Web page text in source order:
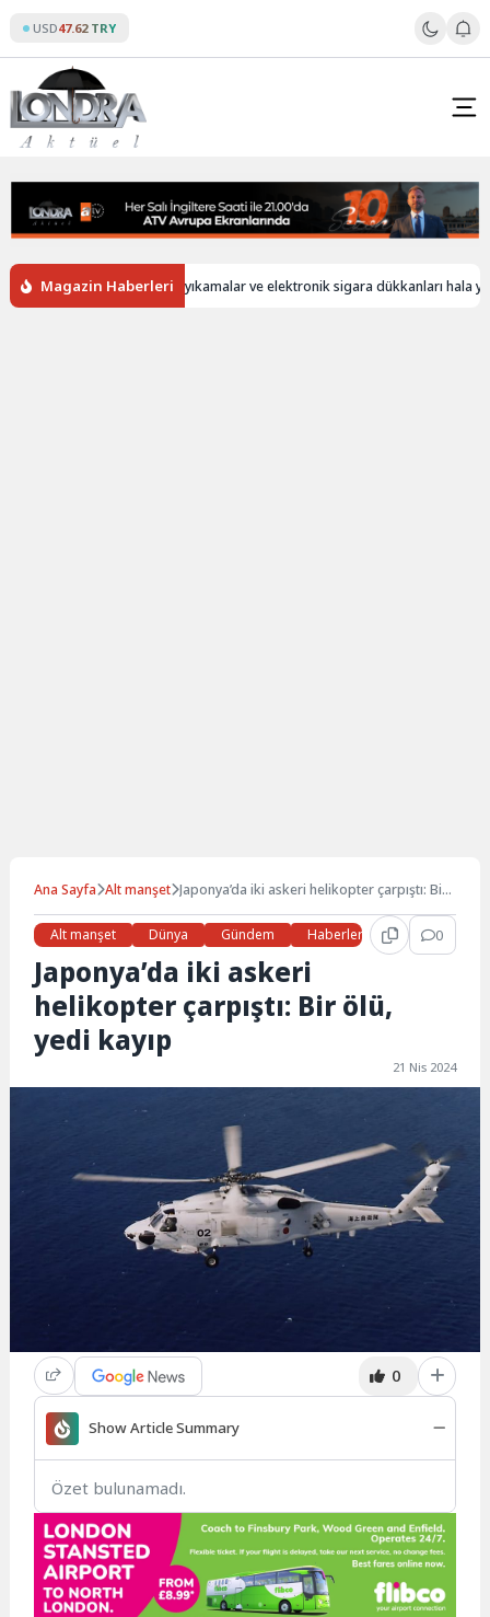
content
USD47.62 TRY
Magazin Haberleri
İngiltere’de oto yıkamalar ve elektronik sigara dükkanları hala
Ana Sayfa Alt manşet Japonya’da iki askeri helikopter çarpıştı: Bir
Alt manşet
Dünya Gündem Haberler Son Dakika
0
Japonya’da iki askeri
helikopter çarpıştı: Bir ölü,
yedi kayıp
21 Nis 2024
0
Show Article Summary
Özet bulunamadı.